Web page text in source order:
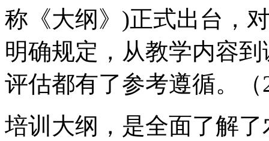
称《大纲》)正式出台，
明确规定，从教学内容
评估都有了参考遵循。
培训大纲，是全面了解